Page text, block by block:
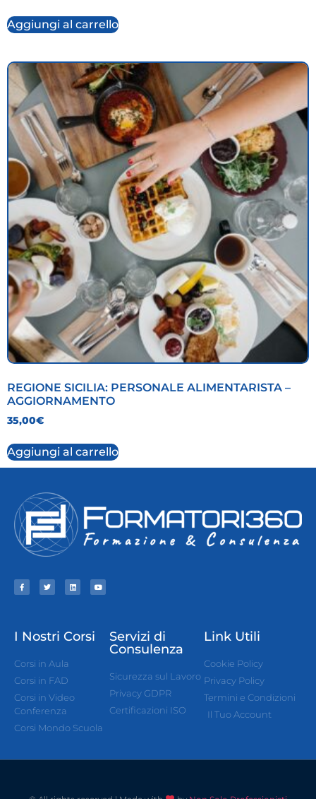
Aggiungi al carrello
REGIONE SICILIA: PERSONALE ALIMENTARISTA –
AGGIORNAMENTO
35,00€
Aggiungi al carrello
I Nostri Corsi
Corsi in Aula
Corsi in FAD
Corsi in Video
Conferenza
Corsi Mondo Scuola
Servizi di
Consulenza
Sicurezza sul Lavoro
Privacy GDPR
Certificazioni ISO
Link Utili
Cookie Policy
Privacy Policy
Termini e Condizioni
Il Tuo Account